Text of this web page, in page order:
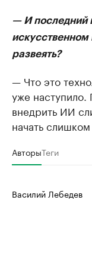
— И последний
искусственном
развеять?
— Что это
уже
внедрить ИИ
начать слишком
АвторыТеги
Василий Лебедев